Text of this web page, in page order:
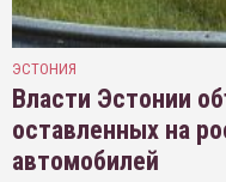
ЭСТОНИЯ
Власти Эстонии
оставленных на
автомобилей